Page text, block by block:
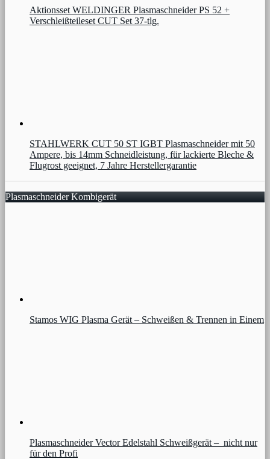
Aktionsset WELDINGER Plasmaschneider PS 52 +
Verschleißteileset CUT Set 37-tlg.
STAHLWERK CUT 50 ST IGBT Plasmaschneider mit 50
Ampere, bis 14mm Schneidleistung, für lackierte Bleche &
Flugrost geeignet, 7 Jahre Herstellergarantie
Plasmaschneider Kombigerät
Stamos WIG Plasma Gerät – Schweißen & Trennen in Einem
Plasmaschneider Vector Edelstahl Schweißgerät – nicht nur
für den Profi